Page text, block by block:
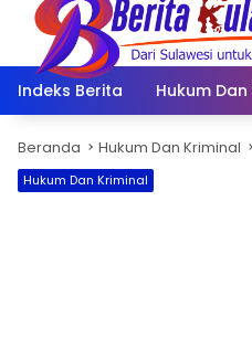
Langsung
konten
Indeks Berita
Hukum
Beranda Hukum Dan Kriminal
Hukum Dan Kriminal